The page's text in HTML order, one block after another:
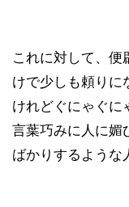
これに対して、便
けで少しも頼りに
けれどぐにゃぐに
言葉巧みに人に媚
ばかりするような